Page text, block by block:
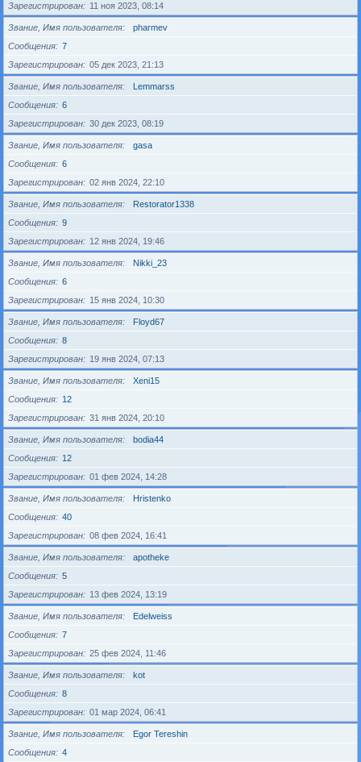
Зарегистрирован
11 ноя 2023, 08:14
Звание, Имя пользователя
pharmev
Сообщения
7
Зарегистрирован
05 дек 2023, 21:13
Звание, Имя пользователя
Lemmarss
Сообщения
6
Зарегистрирован
30 дек 2023, 08:19
Звание, Имя пользователя
gasa
Сообщения
6
Зарегистрирован
02 янв 2024, 22:10
Звание, Имя пользователя
Restorator1338
Сообщения
9
Зарегистрирован
12 янв 2024, 19:46
Звание, Имя пользователя
Nikki_23
Сообщения
6
Зарегистрирован
15 янв 2024, 10:30
Звание, Имя пользователя
Floyd67
Сообщения
8
Зарегистрирован
19 янв 2024, 07:13
Звание, Имя пользователя
Xeni15
Сообщения
12
Зарегистрирован
31 янв 2024, 20:10
Звание, Имя пользователя
bodia44
Сообщения
12
Зарегистрирован
01 фев 2024, 14:28
Звание, Имя пользователя
Hristenko
Сообщения
40
Зарегистрирован
08 фев 2024, 16:41
Звание, Имя пользователя
apotheke
Сообщения
5
Зарегистрирован
13 фев 2024, 13:19
Звание, Имя пользователя
Edelweiss
Сообщения
7
Зарегистрирован
25 фев 2024, 11:46
Звание, Имя пользователя
kot
Сообщения
8
Зарегистрирован
01 мар 2024, 06:41
Звание, Имя пользователя
Egor Tereshin
Сообщения
4